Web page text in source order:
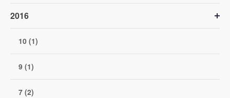
2016
10 (1)
9 (1)
7 (2)